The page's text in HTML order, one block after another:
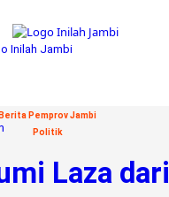
Berita Pemprov Jambi
Politik
Laza dari